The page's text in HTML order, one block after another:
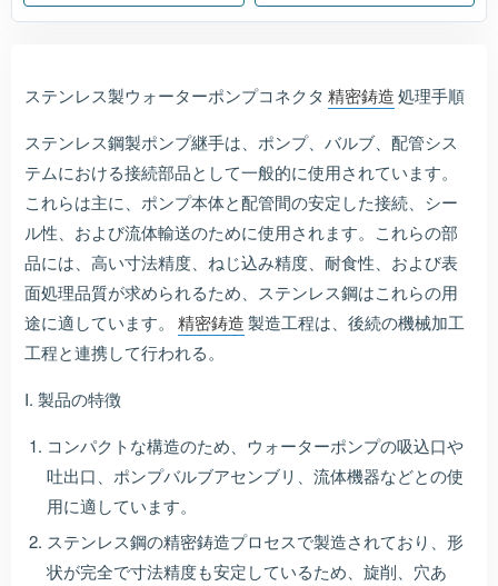
ステンレス製ウォーターポンプコネクタ 精密鋳造処理手順
ステンレス鋼製ポンプ継手は、ポンプ、バルブ、配管シス
テムにおける接続部品として一般的に使用されています。
これらは主に、ポンプ本体と配管間の安定した接続、シー
ル性、および流体輸送のために使用されます。これらの部
品には、高い寸法精度、ねじ込み精度、耐食性、および表
面処理品質が求められるため、ステンレス鋼はこれらの用
途に適しています。
精密鋳造製造工程は、後続の機械加工
工程と連携して行われる。
I. 製品の特徴
コンパクトな構造のため、ウォーターポンプの吸込口や
吐出口、ポンプバルブアセンブリ、流体機器などとの使
用に適しています。
ステンレス鋼の精密鋳造プロセスで製造されており、形
状が完全で寸法精度も安定しているため、旋削、穴あ